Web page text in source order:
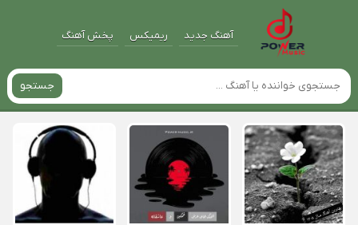
آهنگ جدید ریمیکس پخش آهنگ
جستجو